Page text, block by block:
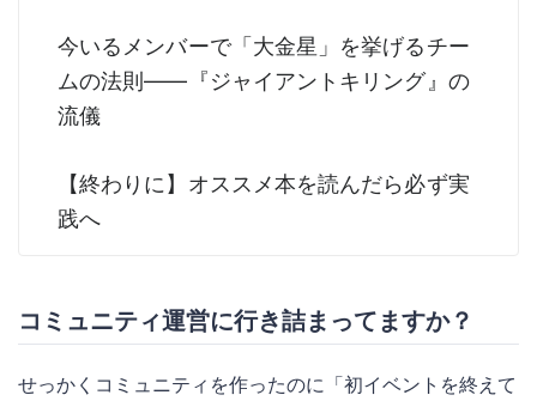
今いるメンバーで「大金星」を挙げるチー
ムの法則――『ジャイアントキリング』の
流儀
【終わりに】オススメ本を読んだら必ず実
践へ
コミュニティ運営に行き詰まってますか？
せっかくコミュニティを作ったのに「初イベントを終えて